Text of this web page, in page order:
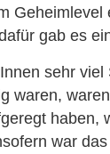
gab es
sehr
waren,
haben,
war